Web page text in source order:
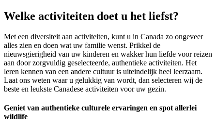
Welke activiteiten doet u het liefst?
Met een diversiteit aan activiteiten, kunt u in Canada zo ongeveer
alles zien en doen wat uw familie wenst. Prikkel de
nieuwsgierigheid van uw kinderen en wakker hun liefde voor reizen
aan door zorgvuldig geselecteerde, authentieke activiteiten. Het
leren kennen van een andere cultuur is uiteindelijk heel leerzaam.
Laat ons weten waar u gelukkig van wordt, dan selecteren wij de
beste en leukste Canadese activiteiten voor uw gezin.
Geniet van authentieke culturele ervaringen en spot allerlei
wildlife